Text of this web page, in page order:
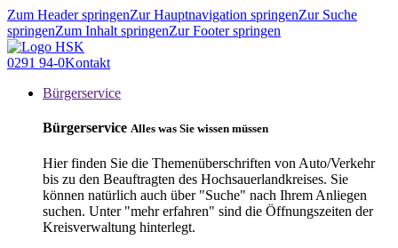
Zum Header springenZur Hauptnavigation springenZur Suche
springenZum Inhalt springenZur Footer springen
0291 94-0Kontakt
Bürgerservice
Bürgerservice Alles was Sie wissen müssen
Hier finden Sie die Themenüberschriften von Auto/Verkehr
bis zu den Beauftragten des Hochsauerlandkreises. Sie
können natürlich auch über "Suche" nach Ihrem Anliegen
suchen. Unter "mehr erfahren" sind die Öffnungszeiten der
Kreisverwaltung hinterlegt.